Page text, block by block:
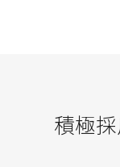
積極